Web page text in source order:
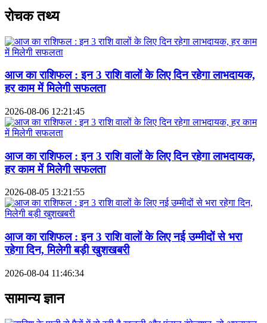
रोचक तथ्य
आज का राशिफल : इन 3 राशि वालों के लिए दिन रहेगा लाभदायक,
हर काम में मिलेगी सफलता
2026-08-06 12:21:45
आज का राशिफल : इन 3 राशि वालों के लिए दिन रहेगा लाभदायक,
हर काम में मिलेगी सफलता
2026-08-05 13:21:55
आज का राशिफल : इन 3 राशि वालों के लिए नई उम्मीदों से भरा
रहेगा दिन, मिलेगी बड़ी खुशखबरी
2026-08-04 11:46:34
सामान्य ज्ञान